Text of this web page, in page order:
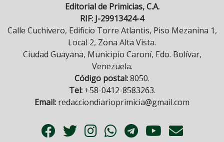
Editorial de Primicias, C.A.
RIF: J-29913424-4
Calle Cuchivero, Edificio Torre Atlantis, Piso Mezanina 1,
Local 2, Zona Alta Vista.
Ciudad Guayana, Municipio Caroní, Edo. Bolívar,
Venezuela.
Código postal:8050.
Tel:+58-0412-8583263.
Email: redacciondiarioprimicia@gmail.com